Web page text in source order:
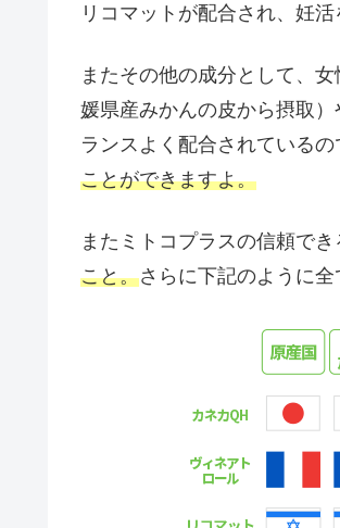
リコマットが配合され、妊
またその他の成分として、
媛県産みかんの皮から摂取
ランスよく配合されているの
ことができますよ。
またミトコプラスの信頼でき
こと。さらに下記のように